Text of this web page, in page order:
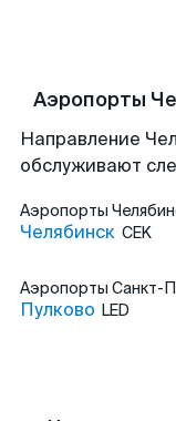
Аэропорты
Направление
обслуживают
Аэропорты
Челябинск CEK
Аэропорты Санкт-
Пулково LED